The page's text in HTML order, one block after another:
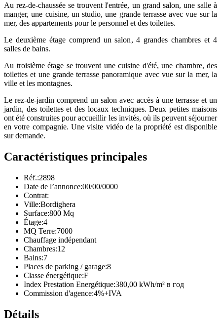
Au rez-de-chaussée se trouvent l'entrée, un grand salon, une salle à
manger, une cuisine, un studio, une grande terrasse avec vue sur la
mer, des appartements pour le personnel et des toilettes.
Le deuxième étage comprend un salon, 4 grandes chambres et 4
salles de bains.
Au troisième étage se trouvent une cuisine d'été, une chambre, des
toilettes et une grande terrasse panoramique avec vue sur la mer, la
ville et les montagnes.
Le rez-de-jardin comprend un salon avec accès à une terrasse et un
jardin, des toilettes et des locaux techniques. Deux petites maisons
ont été construites pour accueillir les invités, où ils peuvent séjourner
en votre compagnie. Une visite vidéo de la propriété est disponible
sur demande.
Caractéristiques principales
Réf.:2898
Date de l’annonce:00/00/0000
Contrat:
Ville:Bordighera
Surface:800 Mq
Étage:4
MQ Terre:7000
Chauffage indépendant
Chambres:12
Bains:7
Places de parking / garage:8
Classe énergétique:F
Index Prestation Energétique:380,00 kWh/m² в год
Commission d'agence:4%+IVA
Détails